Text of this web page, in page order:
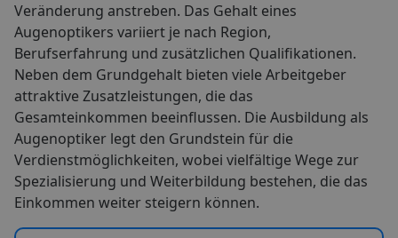
Veränderung anstreben. Das Gehalt eines
Augenoptikers variiert je nach Region,
Berufserfahrung und zusätzlichen Qualifikationen.
Neben dem Grundgehalt bieten viele Arbeitgeber
attraktive Zusatzleistungen, die das
Gesamteinkommen beeinflussen. Die Ausbildung als
Augenoptiker legt den Grundstein für die
Verdienstmöglichkeiten, wobei vielfältige Wege zur
Spezialisierung und Weiterbildung bestehen, die das
Einkommen weiter steigern können.